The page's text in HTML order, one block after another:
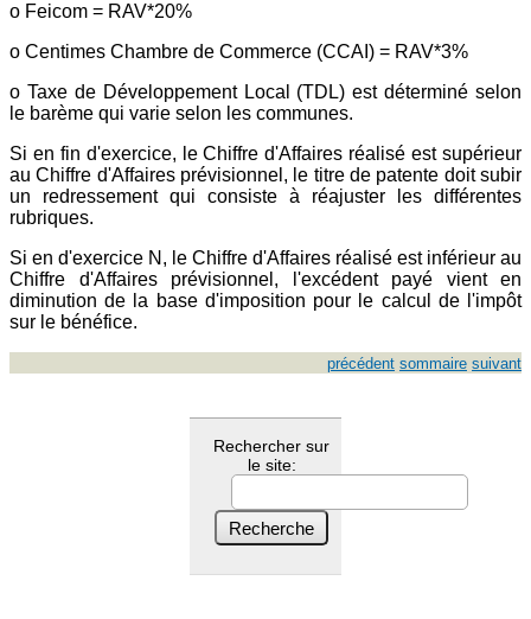
o Feicom = RAV*20%
o Centimes Chambre de Commerce (CCAI) = RAV*3%
o Taxe de Développement Local (TDL) est déterminé selon
le barème qui varie selon les communes.
Si en fin d'exercice, le Chiffre d'Affaires réalisé est supérieur
au Chiffre d'Affaires prévisionnel, le titre de patente doit subir
un redressement qui consiste à réajuster les différentes
rubriques.
Si en d'exercice N, le Chiffre d'Affaires réalisé est inférieur au
Chiffre d'Affaires prévisionnel, l'excédent payé vient en
diminution de la base d'imposition pour le calcul de l'impôt
sur le bénéfice.
précédent sommaire suivant
Rechercher sur
le site: